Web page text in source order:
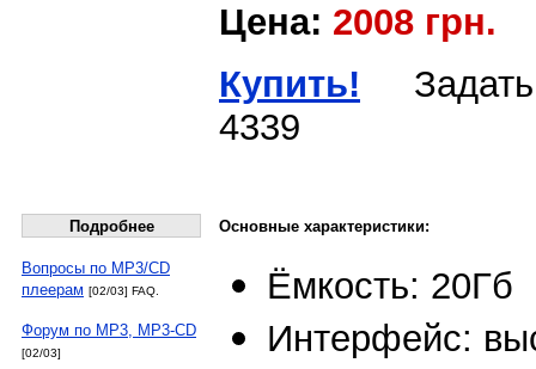
Цена: 2008 грн.
Купить! Задать
4339
Подробнее
Вопросы по MP3/CD
плеерам [02/03] FAQ.
Форум по МP3, MP3-CD
[02/03]
Основные характеристики:
Ёмкость: 20Гб
Интерфейс: